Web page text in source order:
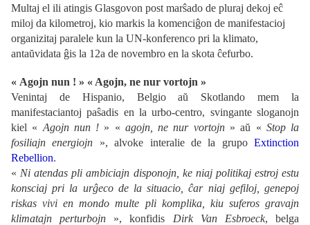
Multaj el ili atingis Glasgovon post marŝado de pluraj dekoj eĉ
miloj da kilometroj, kio markis la komenciĝon de manifestacioj
organizitaj paralele kun la UN-konferenco pri la klimato,
antaŭvidata ĝis la 12a de novembro en la skota ĉefurbo.
« Agojn nun ! » « Agojn, ne nur vortojn »
Venintaj de Hispanio, Belgio aŭ Skotlando mem la
manifestaciantoj paŝadis en la urbo-centro, svingante sloganojn
kiel « Agojn nun ! » « agojn, ne nur vortojn» aŭ « Stop la
fosiliajn energiojn », alvoke interalie de la grupo Extinction
Rebellion.
« Ni atendas pli ambiciajn disponojn, ke niaj politikaj estroj estu
konsciaj pri la urĝeco de la situacio, ĉar niaj gefiloj, genepoj
riskas vivi en mondo multe pli komplika, kiu suferos gravajn
klimatajn perturbojn », konfidis Dirk Van Esbroeck, belga